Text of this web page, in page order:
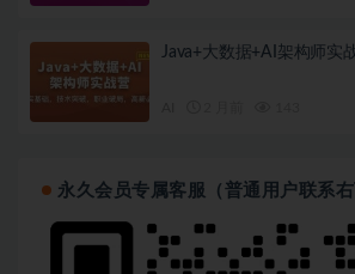
Java+大数据+AI架构师实
永久会员专属客服（普通用户联系右